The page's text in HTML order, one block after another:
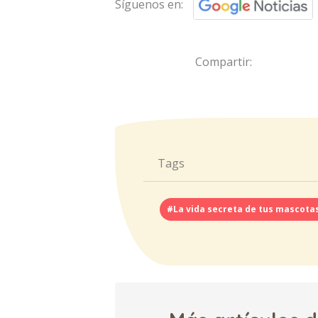
Síguenos en:
Compartir:
Tags
#La vida secreta de tus